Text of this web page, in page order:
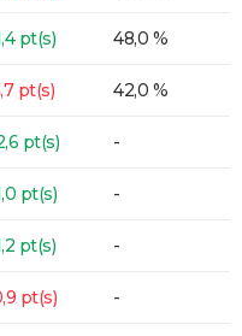
pt(s) 48,0 %
pt(s) 42,0 %
pt(s) -
pt(s) -
pt(s) -
pt(s) -